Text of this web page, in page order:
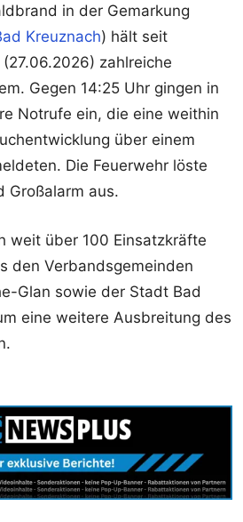
in der Gemarkung
Kreuznach) hält seit
zahlreiche
Gegen 14:25 Uhr gingen in
Notrufe ein, die eine weithin
über einem
Die Feuerwehr löste
Großalarm aus.
weit über 100 Einsatzkräfte
den Verbandsgemeinden
Glan sowie der Stadt Bad
eine weitere Ausbreitung des